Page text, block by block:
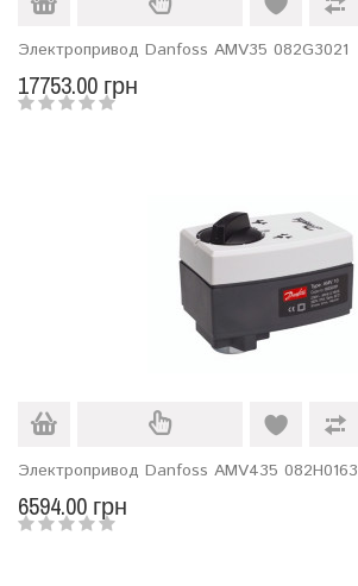
Электропривод Danfoss AMV35 082G3021
17753.00 грн
Электропривод Danfoss АМV435 082Н0163
6594.00 грн